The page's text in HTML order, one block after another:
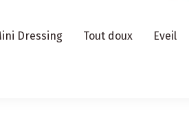
Dressing Tout doux Eveil